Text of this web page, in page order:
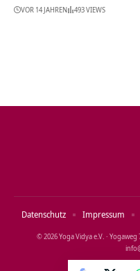
VOR 14 JAHREN 493 VIEWS
© 2026 Yoga Vidya e.V. · Yogaweg
Datenschutz Impressum